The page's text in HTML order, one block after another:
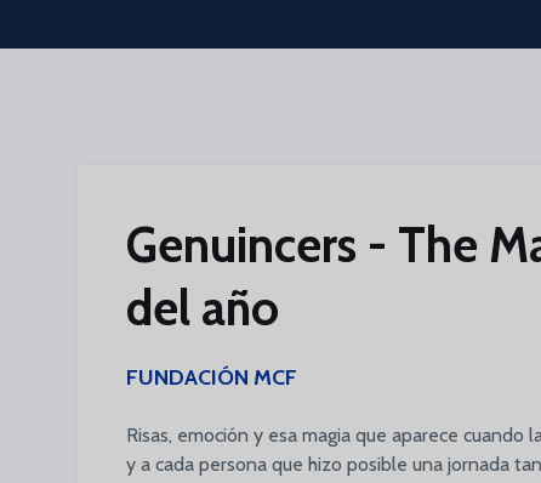
Skip to main content
Genuincers - The
del año
FUNDACIÓN MCF
Risas, emoción y esa magia que aparece
y a cada persona que hizo posible una jornada